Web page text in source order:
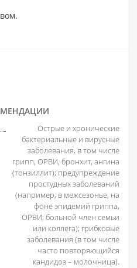
Острые и хронические
бактериальные и вирусные
заболевания, в том числе
грипп, ОРВИ, бронхит, ангина
(тонзиллит); предупреждение
простудных заболеваний
(например, в межсезонье, на
фоне эпидемий гриппа,
ОРВИ; больной член семьи
или коллега); грибковые
заболевания (в том числе
часто повторяющийся
кандидоз – молочница).